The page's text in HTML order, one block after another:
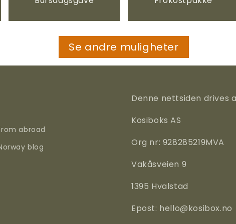
Se andre muligheter
abroad
blog
Denne nettsiden drives
Kosiboks AS
Org nr: 928285219MVA
Vakåsveien 9
1395 Hvalstad
Epost: hello@kosibox.no